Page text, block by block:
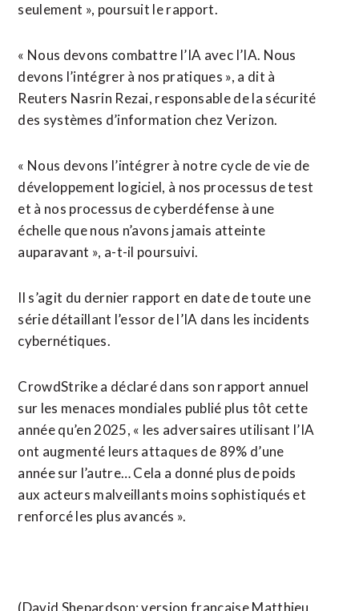
seulement », poursuit le rapport.
« Nous devons combattre l’IA avec ⁠l’IA. Nous
devons l’intégrer à nos pratiques », a dit ​à
Reuters ​Nasrin Rezai, responsable de la sécurité
des systèmes d’information chez Verizon.
« Nous devons l’intégrer ​à notre cycle de vie de
développement logiciel, à nos processus de test
et à nos ‌processus de cyberdéfense ​à une
échelle que nous n’avons jamais atteinte
auparavant », a-t-il poursuivi.
Il s’agit du ​dernier rapport en date de toute une
série détaillant l’essor de l’IA dans les incidents
cybernétiques.
CrowdStrike a déclaré dans son rapport annuel
sur les menaces mondiales publié plus tôt cette
année qu’en 2025, « les adversaires utilisant l’IA
ont augmenté leurs attaques de ⁠89% d’une
année sur l’autre… Cela a donné plus de poids
aux acteurs malveillants moins sophistiqués et
renforcé les ​plus avancés ».
(David Shepardson; version française Matthieu